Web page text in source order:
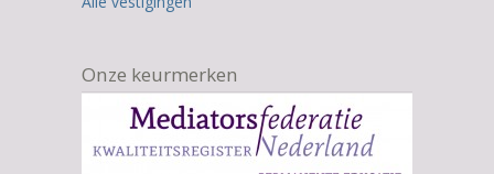
Onze keurmerken